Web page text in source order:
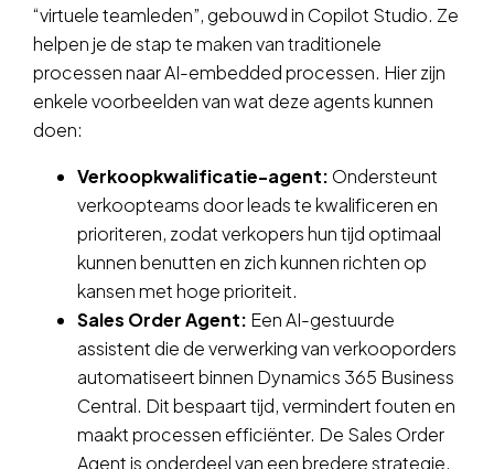
“virtuele teamleden”, gebouwd in Copilot Studio. Ze
helpen je de stap te maken van traditionele
processen naar AI-embedded processen. Hier zijn
enkele voorbeelden van wat deze agents kunnen
doen:
Verkoopkwalificatie-agent: Ondersteunt
verkoopteams door leads te kwalificeren en
prioriteren, zodat verkopers hun tijd optimaal
kunnen benutten en zich kunnen richten op
kansen met hoge prioriteit.
Sales Order Agent: Een AI-gestuurde
assistent die de verwerking van verkooporders
automatiseert binnen Dynamics 365 Business
Central. Dit bespaart tijd, vermindert fouten en
maakt processen efficiënter. De Sales Order
Agent is onderdeel van een bredere strategie,